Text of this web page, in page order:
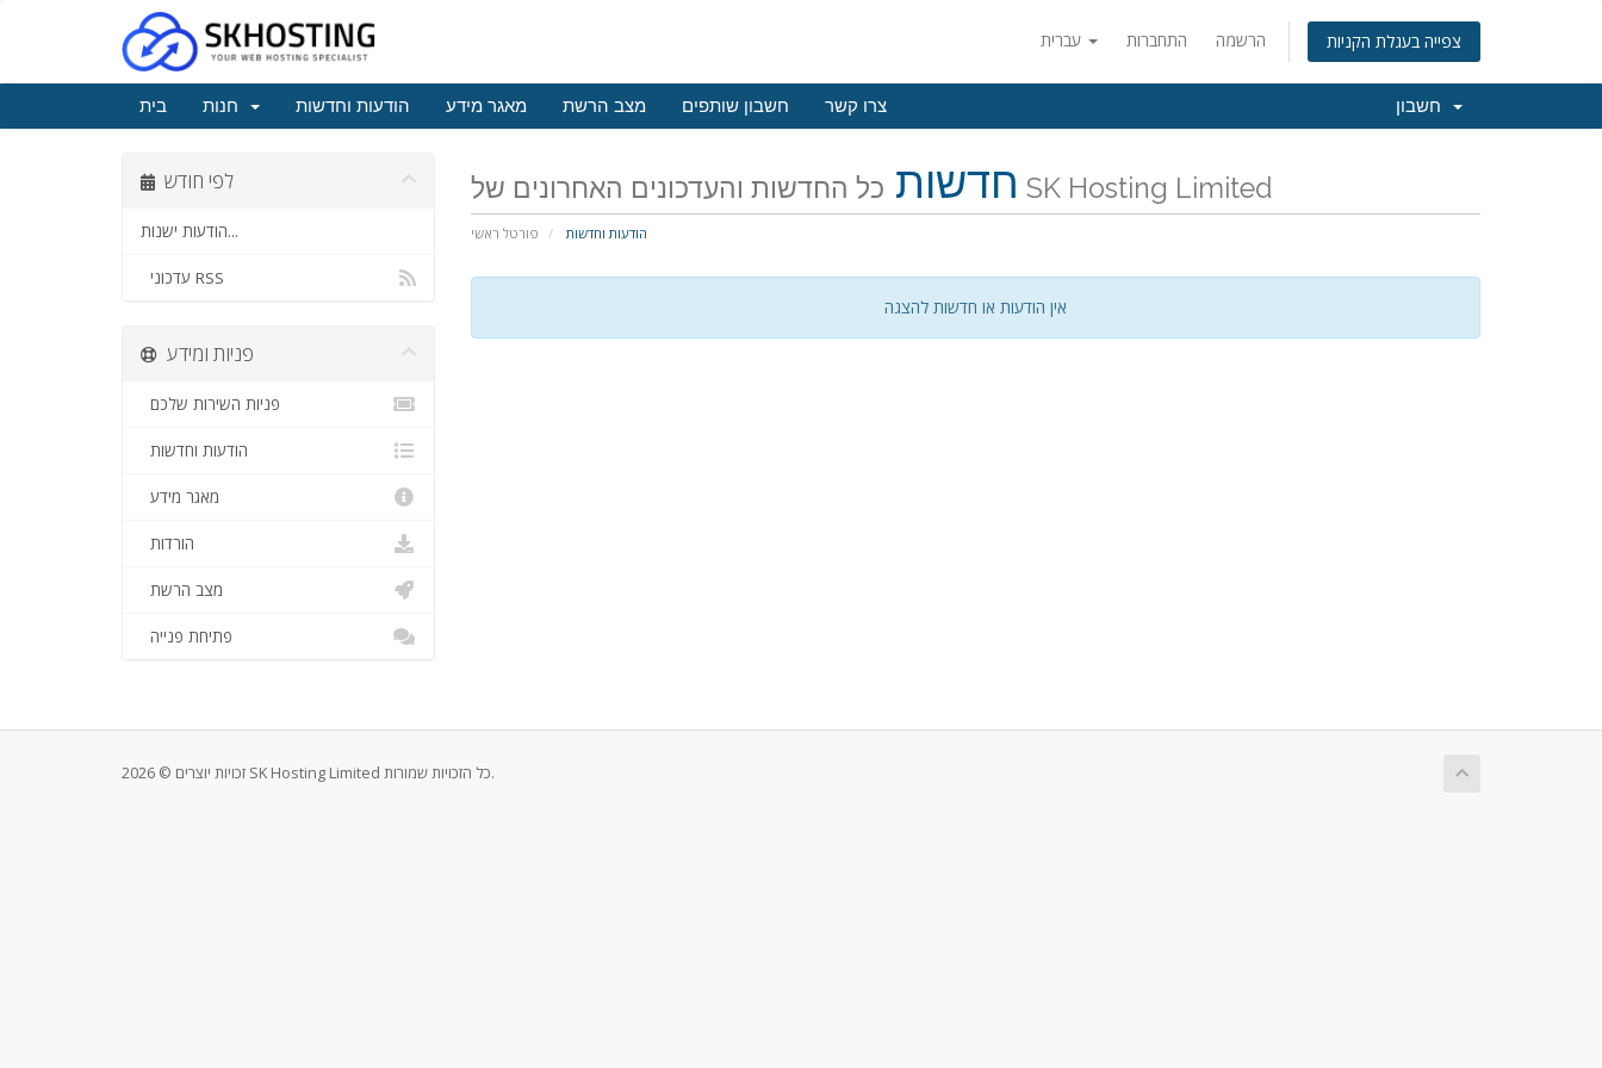
התחברות הרשמה צפייה בעגלת הקניות
בית הודעות וחדשות מאגר מידע מצב הרשת חשבון שותפים צרו קשר
חדשות כל החדשות והעדכונים האחרונים של SK Hosting Limited
פורטל ראשי הודעות וחדשות
לפי חודש
הודעות ישנות...
עדכוני RSS
אין הודעות או חדשות להצגה
פניות ומידע
פניות השירות שלכם
הודעות וחדשות
מאגר מידע
הורדות
מצב הרשת
פתיחת פנייה
זכויות יוצרים © 2026 SK Hosting Limited כל הזכויות שמורות.